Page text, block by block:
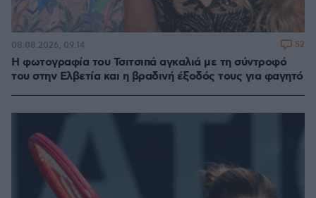
Η φωτογραφία του Τσιτσιπά αγκαλιά με τη σύντροφό
του στην Ελβετία και η βραδινή έξοδός τους για φαγητό
08.08.2026, 09:14 52